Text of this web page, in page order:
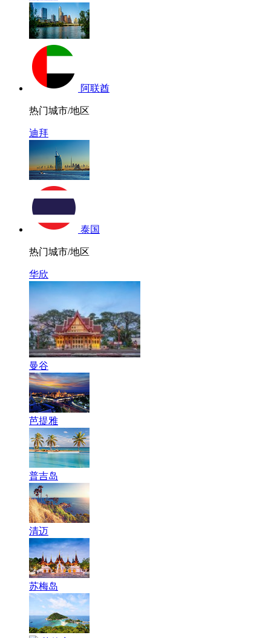
阿联酋
热门城市/地区
迪拜
泰国
热门城市/地区
华欣
曼谷
芭提雅
普吉岛
清迈
苏梅岛